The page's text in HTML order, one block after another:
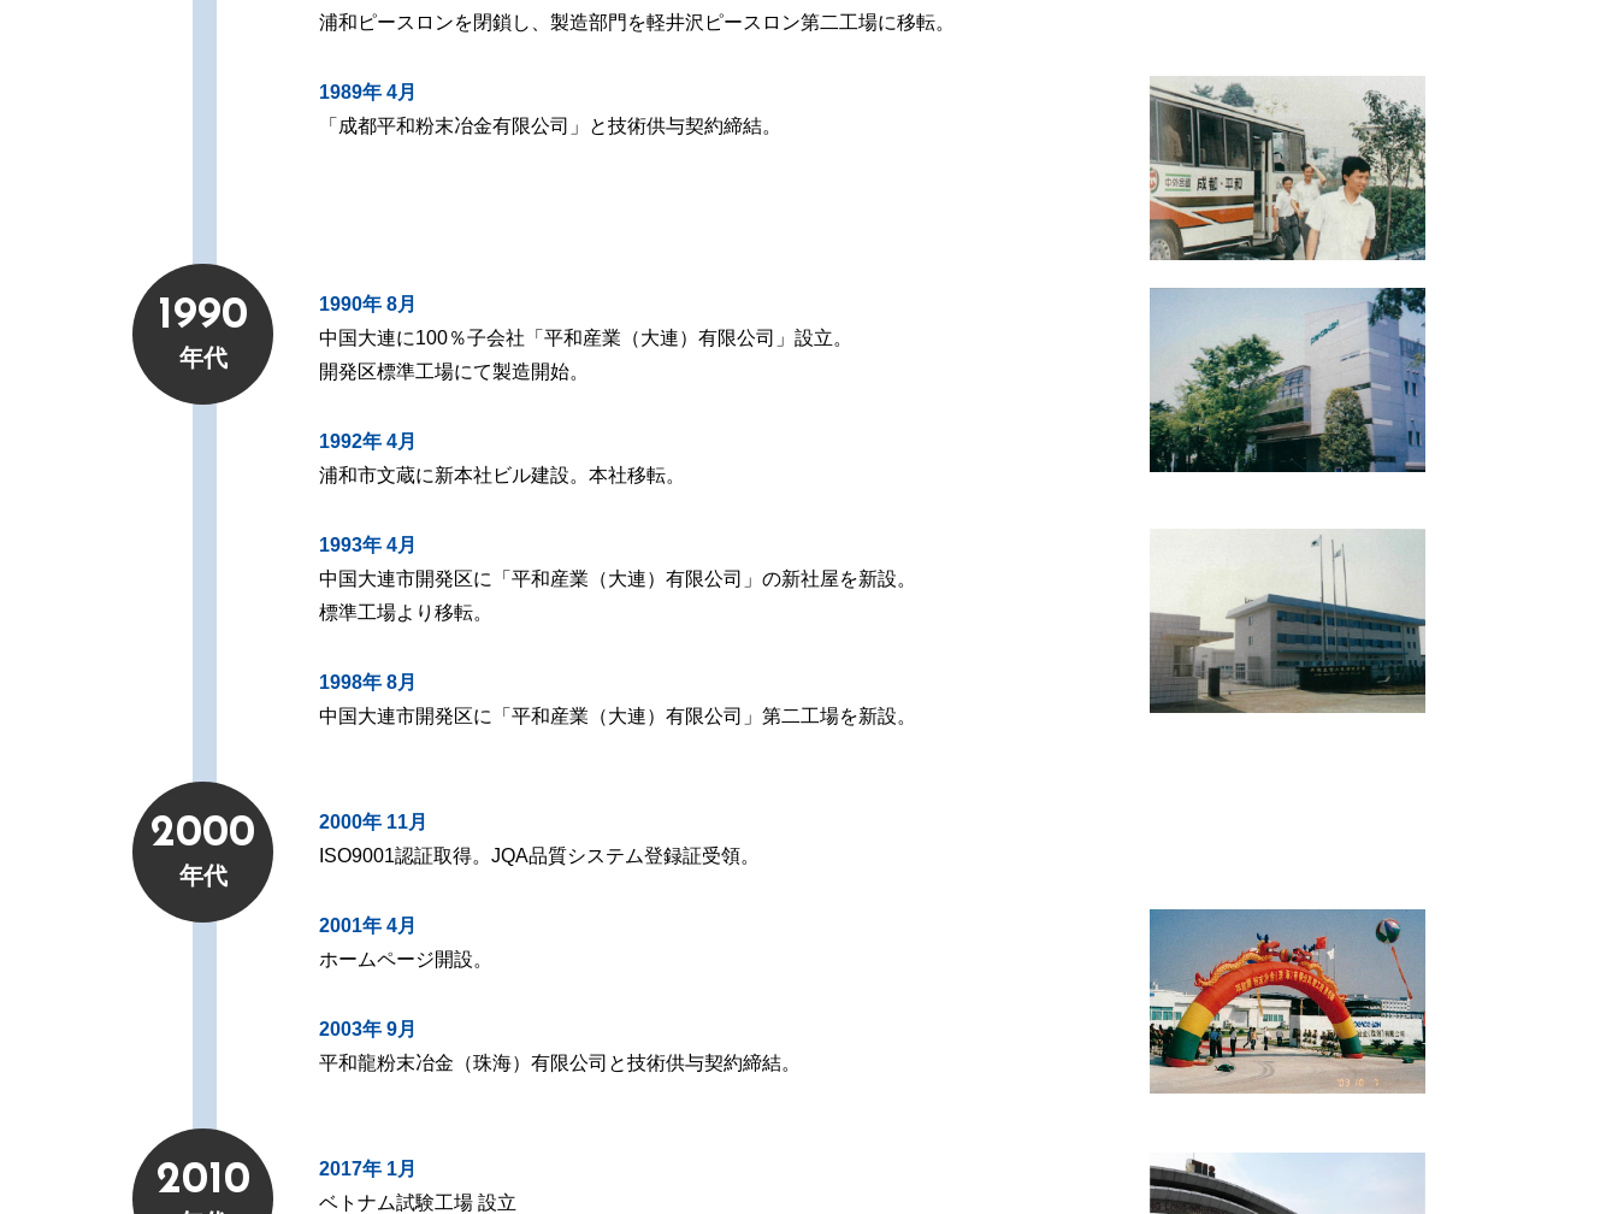
浦和ピースロンを閉鎖し、製造部門を軽井沢ピースロン第二工場に移転。
1989年 4月
「成都平和粉末冶金有限公司」と技術供与契約締結。
1990
年代
1990年 8月
中国大連に100％子会社「平和産業（大連）有限公司」設立。
開発区標準工場にて製造開始。
1992年 4月
浦和市文蔵に新本社ビル建設。本社移転。
1993年 4月
中国大連市開発区に「平和産業（大連）有限公司」の新社屋を新設。
標準工場より移転。
1998年 8月
中国大連市開発区に「平和産業（大連）有限公司」第二工場を新設。
2000
年代
2000年 11月
ISO9001認証取得。JQA品質システム登録証受領。
2001年 4月
ホームページ開設。
2003年 9月
平和龍粉末冶金（珠海）有限公司と技術供与契約締結。
2010
2017年 1月
ベトナム試験工場 設立